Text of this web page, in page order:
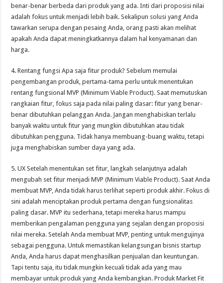
benar-benar berbeda dari produk yang ada. Inti dari proposisi nilai
adalah fokus untuk menjadi lebih baik. Sekalipun solusi yang Anda
tawarkan serupa dengan pesaing Anda, orang pasti akan melihat
apakah Anda dapat meningkatkannya dalam hal kenyamanan dan
harga.
4. Rentang fungsi Apa saja fitur produk? Sebelum memulai
pengembangan produk, pertama-tama perlu untuk menentukan
rentang fungsional MVP (Minimum Viable Product). Saat memutuskan
rangkaian fitur, fokus saja pada nilai paling dasar: fitur yang benar-
benar dibutuhkan pelanggan Anda. Jangan menghabiskan terlalu
banyak waktu untuk fitur yang mungkin dibutuhkan atau tidak
dibutuhkan pengguna. Tidak hanya membuang-buang waktu, tetapi
juga menghabiskan sumber daya yang ada.
5. UX Setelah menentukan set fitur, langkah selanjutnya adalah
mengubah set fitur menjadi MVP (Minimum Viable Product). Saat Anda
membuat MVP, Anda tidak harus terlihat seperti produk akhir. Fokus di
sini adalah menciptakan produk pertama dengan fungsionalitas
paling dasar. MVP itu sederhana, tetapi mereka harus mampu
memberikan pengalaman pengguna yang sejalan dengan proposisi
nilai mereka. Setelah Anda membuat MVP, penting untuk mengujinya
sebagai pengguna. Untuk memastikan kelangsungan bisnis startup
Anda, Anda harus dapat menghasilkan penjualan dan keuntungan.
Tapi tentu saja, itu tidak mungkin kecuali tidak ada yang mau
membayar untuk produk yang Anda kembangkan. Produk Market Fit